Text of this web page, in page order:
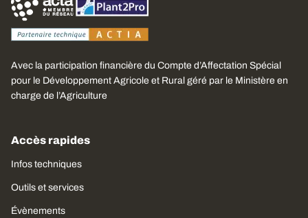
Avec la participation financière du Compte d’Affectation Spécial
pour le Développement Agricole et Rural géré par le Ministère en
charge de l’Agriculture
Accès rapides
Infos techniques
Outils et services
Évènements